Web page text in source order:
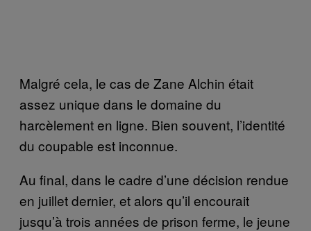
Malgré cela, le cas de Zane Alchin était
assez unique dans le domaine du
harcèlement en ligne. Bien souvent, l’identité
du coupable est inconnue.
Au final, dans le cadre d’une décision rendue
en juillet dernier, et alors qu’il encourait
jusqu’à trois années de prison ferme, le jeune